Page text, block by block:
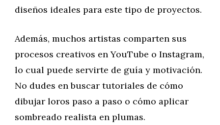
diseños ideales para este tipo de proyectos.
Además, muchos artistas comparten sus
procesos creativos en YouTube o Instagram,
lo cual puede servirte de guía y motivación.
No dudes en buscar tutoriales de cómo
dibujar loros paso a paso o cómo aplicar
sombreado realista en plumas.